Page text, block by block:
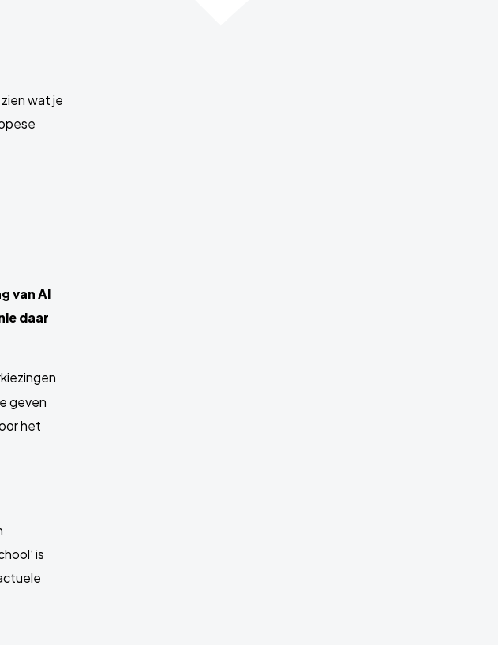
wat je
van AI
daar
geven
het
is